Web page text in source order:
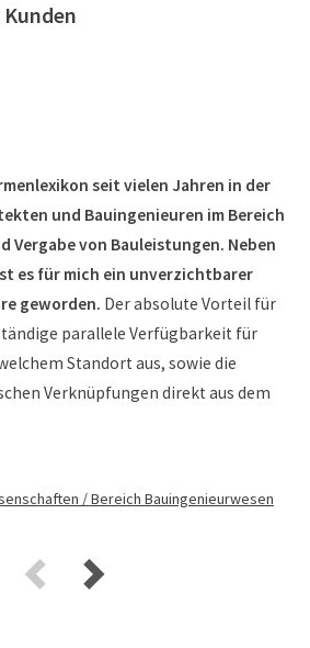
Kunden
seit vielen Jahren in der
und Bauingenieuren im Bereich
Vergabe von Bauleistungen. Neben
es für mich ein unverzichtbarer
geworden. Der absolute Vorteil für
parallele Verfügbarkeit für
Standort aus, sowie die
Verknüpfungen direkt aus dem
/ Bereich Bauingenieurwesen